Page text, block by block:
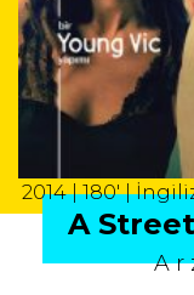
2014 | 180' |
A